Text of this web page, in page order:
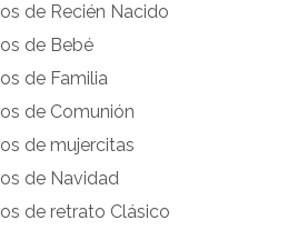
de Recién Nacido
de Bebé
de Familia
de Comunión
de mujercitas
de Navidad
de retrato Clásico